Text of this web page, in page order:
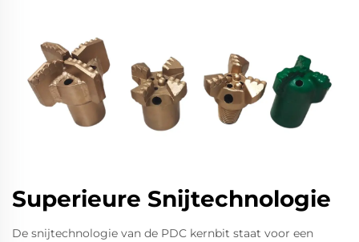
Superieure Snijtechnologie
De snijtechnologie van de PDC kernbit staat voor een